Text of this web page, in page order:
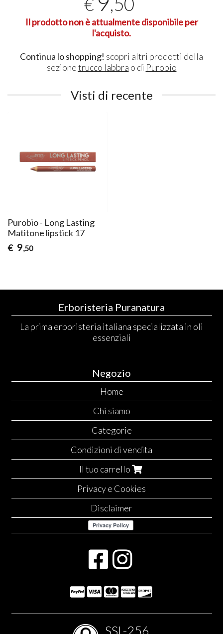
€
Il prodotto non è attualmente disponibile per
l'acquisto.
Continua lo shopping! scopri altri prodotti della
sezionetrucco labbra o di Purobio
Visti di recente
Purobio - Long Lasting
Matitone lipstick 17
€ 9,50
Erboristeria Puranatura
La prima erboristeria italiana specializzata in oli
essenziali
Negozio
Home
Chi siamo
Categorie
Condizioni di vendita
Il tuo carrello
Privacy e Cookies
Disclaimer
SSL-256